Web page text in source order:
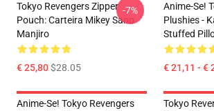
Tokyo Revengers Zipper
Pouch: Carteira Mikey Sano
Manjiro
€ 25,80$28.05
-7%
Anime-Se!
Plushies -
Stuffed
€ 21,11 - €
Anime-Se! Tokyo Revengers
Tokyo